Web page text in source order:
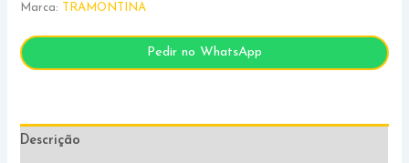
Marca:
TRAMONTINA
Pedir no WhatsApp
Descrição